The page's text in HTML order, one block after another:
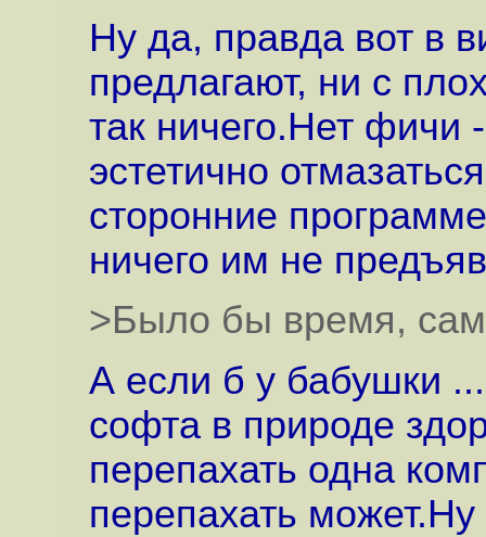
Ну да, правда вот в
предлагают, ни с
так ничего.Нет фичи
эстетично
сторонние
ничего им не
>Было бы время,
А если б у бабушки
софта в природе
перепахать одна
перепахать